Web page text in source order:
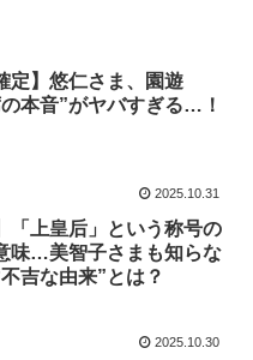
定】悠仁さま、園遊
本音”がヤバすぎる…！
2025.10.31
「上皇后」という称号の
味…美智子さまも知らな
吉な由来”とは？
2025.10.30